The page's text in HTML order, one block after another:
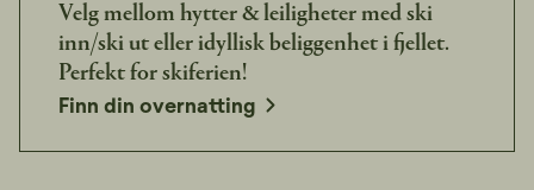
Velg mellom hytter & leiligheter med ski
inn/ski ut eller idyllisk beliggenhet i fjellet.
Perfekt for skiferien!
Finn din overnatting